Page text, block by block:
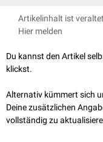
posttraumatische
Artikelinhalt ist
Hier melden
Du kannst den Artikel
klickst.
Alternativ kümmert sich
Deine zusätzlichen
vollständig zu